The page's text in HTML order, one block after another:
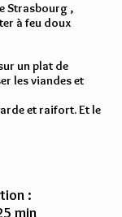
Strasbourg ,
à feu doux
un plat de
les viandes et
et raifort. Et le
:
min